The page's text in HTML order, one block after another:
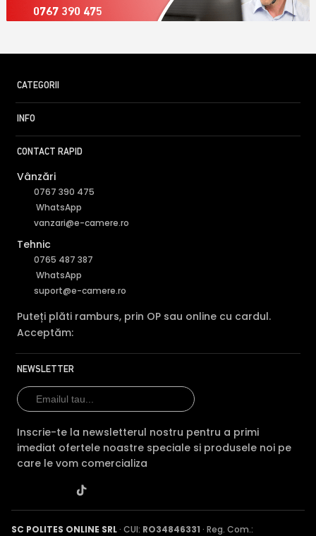
0767 390 475
CATEGORII
INFO
CONTACT RAPID
Vânzări
0767 390 475
WhatsApp
vanzari@e-camere.ro
Tehnic
0765 487 387
WhatsApp
suport@e-camere.ro
Puteți plăti ramburs, prin OP sau online cu cardul.
Acceptăm:
NEWSLETTER
Inscrie-te la newsletterul nostru pentru a primi
imediat ofertele noastre speciale si produsele noi pe
care le vom comercializa
SC POLITES ONLINE SRL· CUI: RO34846331 · Reg. Com.: